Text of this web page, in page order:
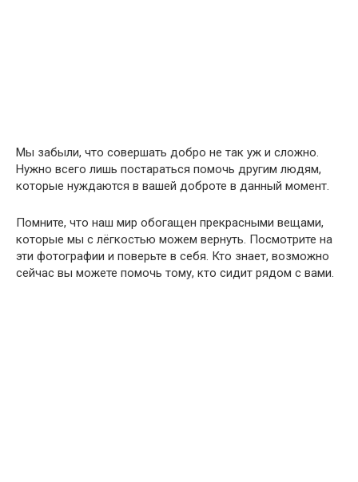
Мы забыли, что совершать добро не так уж и сложно.
Нужно всего лишь постараться помочь другим людям,
которые нуждаются в вашей доброте в данный момент.
Помните, что наш мир обогащен прекрасными вещами,
которые мы с лёгкостью можем вернуть. Посмотрите на
эти фотографии и поверьте в себя. Кто знает, возможно
сейчас вы можете помочь тому, кто сидит рядом с вами.